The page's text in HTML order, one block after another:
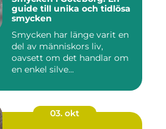
guide till unika och tidlösa
smycken
Smycken har länge varit en
del av människors liv,
oavsett om det handlar om
en enkel silve...
03. okt